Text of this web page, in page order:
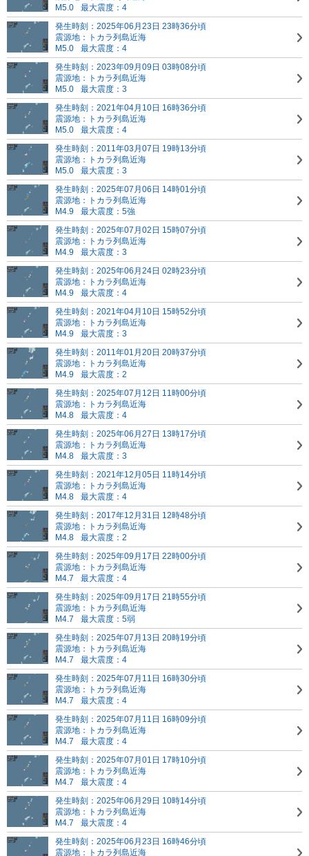
M5.0
最大震度：4
発生時刻：2025年06月23日 23時36分頃
震源地：トカラ列島近海
M5.0
最大震度：4
発生時刻：2023年09月09日 03時08分頃
震源地：トカラ列島近海
M5.0
最大震度：3
発生時刻：2021年04月10日 16時36分頃
震源地：トカラ列島近海
M5.0
最大震度：4
発生時刻：2011年03月07日 19時13分頃
震源地：トカラ列島近海
M5.0
最大震度：3
発生時刻：2025年07月06日 14時01分頃
震源地：トカラ列島近海
M4.9
最大震度：5強
発生時刻：2025年07月02日 15時07分頃
震源地：トカラ列島近海
M4.9
最大震度：3
発生時刻：2025年06月24日 02時23分頃
震源地：トカラ列島近海
M4.9
最大震度：4
発生時刻：2021年04月10日 15時52分頃
震源地：トカラ列島近海
M4.9
最大震度：3
発生時刻：2011年01月20日 20時37分頃
震源地：トカラ列島近海
M4.9
最大震度：2
発生時刻：2025年07月12日 11時00分頃
震源地：トカラ列島近海
M4.8
最大震度：4
発生時刻：2025年06月27日 13時17分頃
震源地：トカラ列島近海
M4.8
最大震度：3
発生時刻：2021年12月05日 11時14分頃
震源地：トカラ列島近海
M4.8
最大震度：4
発生時刻：2017年12月31日 12時48分頃
震源地：トカラ列島近海
M4.8
最大震度：2
発生時刻：2025年09月17日 22時00分頃
震源地：トカラ列島近海
M4.7
最大震度：4
発生時刻：2025年09月17日 21時55分頃
震源地：トカラ列島近海
M4.7
最大震度：5弱
発生時刻：2025年07月13日 20時19分頃
震源地：トカラ列島近海
M4.7
最大震度：4
発生時刻：2025年07月11日 16時30分頃
震源地：トカラ列島近海
M4.7
最大震度：4
発生時刻：2025年07月11日 16時09分頃
震源地：トカラ列島近海
M4.7
最大震度：4
発生時刻：2025年07月01日 17時10分頃
震源地：トカラ列島近海
M4.7
最大震度：4
発生時刻：2025年06月29日 10時14分頃
震源地：トカラ列島近海
M4.7
最大震度：4
発生時刻：2025年06月23日 16時46分頃
震源地：トカラ列島近海